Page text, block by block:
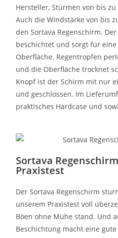
Hersteller, Stürmen von bis
Auch die Windstärke von bis
den Sortava Regenschirm.
beschichtet und sorgt für
Oberfläche. Regentropfen
und die Oberfläche trocknet
Knopf ist der Schirm mit nur
und geschlossen. Im
praktisches Hardcase und
Sortava
Praxistest
Der Sortava Regenschirm
unserem Praxistest voll
Böen ohne Mühe stand. Und
Beschichtung macht eine